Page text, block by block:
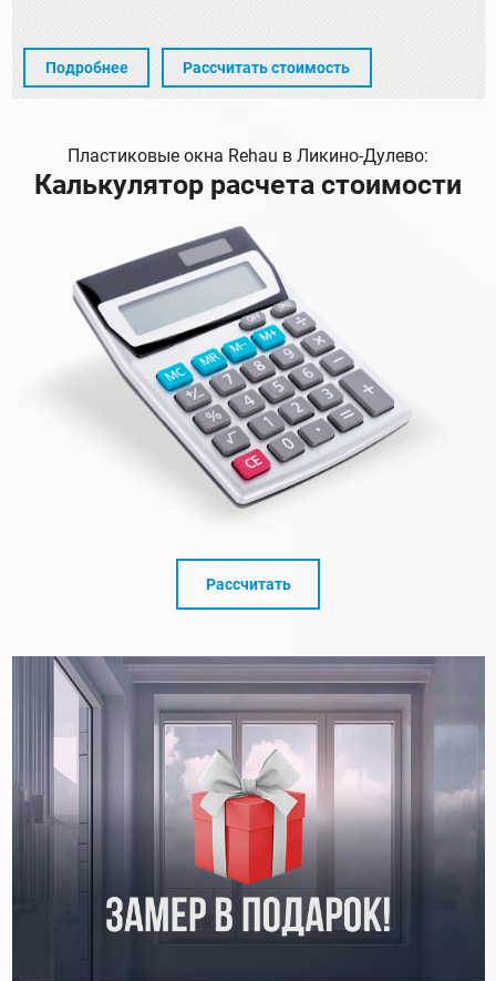
Подробнее Рассчитать стоимость
Пластиковые окна Rehau в Ликино-Дулево:
Калькулятор расчета стоимости
Рассчитать